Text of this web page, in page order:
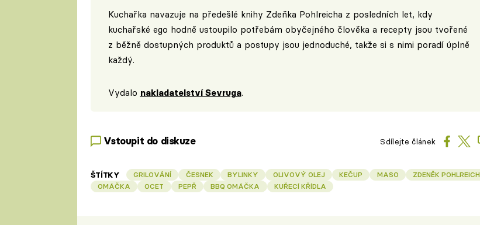
Kuchařka navazuje na předešlé knihy Zdeňka Pohlreicha z posledních let, kdy
kuchařské ego hodně ustoupilo potřebám obyčejného člověka a recepty jsou tvořené
z běžně dostupných produktů a postupy jsou jednoduché, takže si s nimi poradí úplně
každý.
Vydalo nakladatelství Sevruga.
Vstoupit do diskuze Sdílejte článek
ŠTÍTKY GRILOVÁNÍ ČESNEK BYLINKY OLIVOVÝ OLEJ KEČUP MASO
ZDENĚK POHLREICH
OMÁČKA
OCET PEPŘ BBQ OMÁČKA KUŘECÍ KŘÍDLA